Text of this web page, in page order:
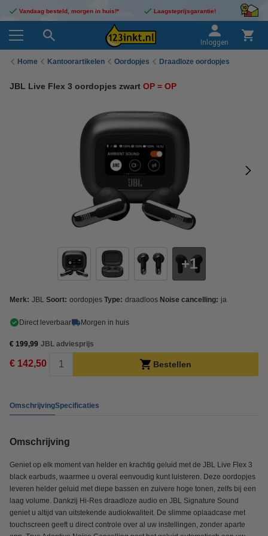
Vandaag besteld, morgen in huis!* Laagsteprijsgarantie!
Inloggen
Home Kantoorartikelen Oordopjes Draadloze oordopjes
JBL Live Flex 3 oordopjes zwart OP = OP
1
Merk: JBL Soort: oordopjes Type: draadloos Noise cancelling: ja
Direct leverbaar Morgen in huis
€ 199,99 JBL adviesprijs
€ 142,50 Bestellen
OmschrijvingSpecificaties
Omschrijving
Geniet op elk moment van helder en krachtig geluid met de JBL Live Flex 3
black earbuds, waarmee u overal eenvoudig kunt luisteren. Deze oordopjes
leveren helder geluid met diepe bassen en zuivere hoge tonen, zelfs bij een
laag volume. Dankzij Hi-Res draadloze audio en JBL Signature Sound
geniet u altijd van uitstekende audiokwaliteit. De slimme oplaadcase met
touchscreen geeft u direct controle over al uw instellingen, zonder aparte